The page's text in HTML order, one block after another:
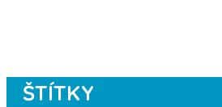
ŠTÍTKY